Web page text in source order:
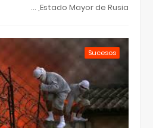
Estado Mayor de Rusia, …
Sucesos